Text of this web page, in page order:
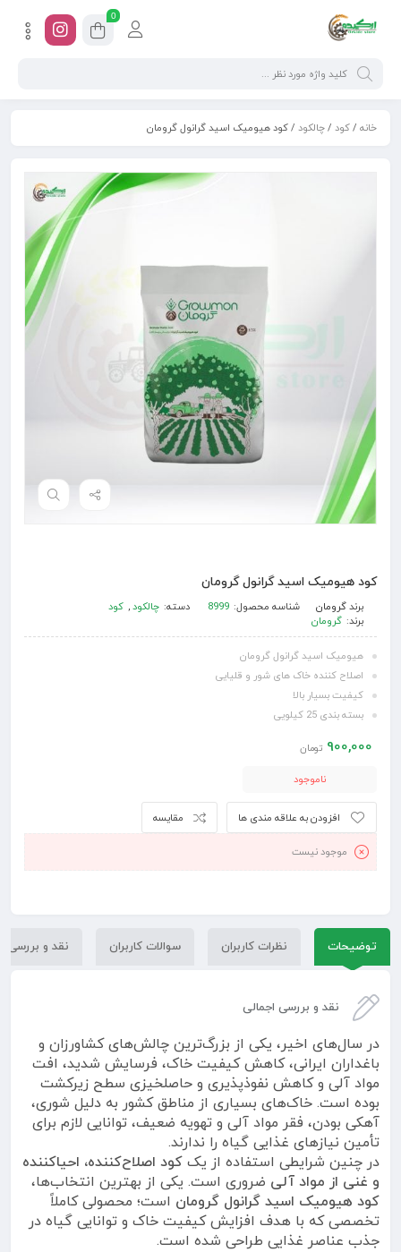
0
خانه /کود /چالکود / کود هیومیک اسید گرانول گرومان
کود هیومیک اسید گرانول گرومان
برندگرومان شناسه محصول: 8999 دسته: چالکود, کود
برند: گرومان
هیومیک اسید گرانول گرومان
اصلاح کننده خاک های شور و قلیایی
کیفیت بسیار بالا
بسته بندی 25 کیلویی
900,000 تومان
ناموجود
مقایسه افزودن به علاقه مندی ها
موجود نیست
توضیحات نظرات کاربران سوالات کاربران نقد و بررسی
نقد و بررسی اجمالی
در سال‌های اخیر، یکی از بزرگ‌ترین چالش‌های کشاورزان و
باغداران ایرانی، کاهش کیفیت خاک، فرسایش شدید، افت
مواد آلی و کاهش نفوذپذیری و حاصلخیزی سطح زیرکشت
بوده است. خاک‌های بسیاری از مناطق کشور به دلیل شوری،
آهکی بودن، فقر مواد آلی و تهویه ضعیف، توانایی لازم برای
تأمین نیازهای غذایی گیاه را ندارند.
در چنین شرایطی استفاده از یک کود اصلاح‌کننده، احیاکننده
و غنی از مواد آلی ضروری است. یکی از بهترین انتخاب‌ها،
کود هیومیک اسید گرانول گرومان است؛ محصولی کاملاً
تخصصی که با هدف افزایش کیفیت خاک و توانایی گیاه در
جذب عناصر غذایی طراحی شده است.